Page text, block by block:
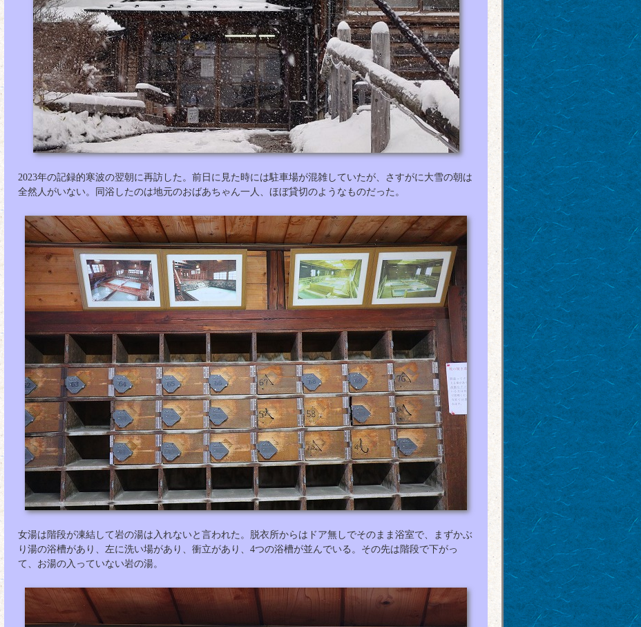
2023年の記録的寒波の翌朝に再訪した。前日に見た時には駐車場が混雑していたが、さすがに大雪の朝は
全然人がいない。同浴したのは地元のおばあちゃん一人、ほぼ貸切のようなものだった。
女湯は階段が凍結して岩の湯は入れないと言われた。脱衣所からはドア無しでそのまま浴室で、まずかぶ
り湯の浴槽があり、左に洗い場があり、衝立があり、4つの浴槽が並んでいる。その先は階段で下がっ
て、お湯の入っていない岩の湯。